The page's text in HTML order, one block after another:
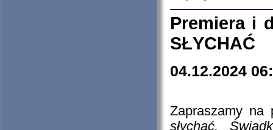
Premiera i
SŁYCHAĆ
04.12.2024
Zapraszamy
słychać.